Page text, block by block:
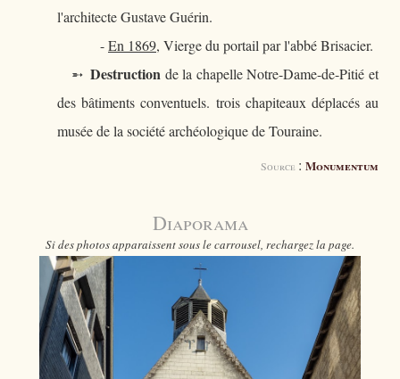
l'architecte Gustave Guérin.
-En 1869, Vierge du portail par l'abbé Brisacier.
➵ Destruction de la chapelle Notre-Dame-de-Pitié et
des bâtiments conventuels. trois chapiteaux déplacés au
musée de la société archéologique de Touraine.
Source : Monumentum
Diaporama
Si des photos apparaissent sous le carrousel, rechargez la page.